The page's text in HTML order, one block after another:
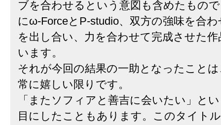
ブを合わせるという意図も含めたもの
にω-ForceとP-studio、双方の強味を合
を出し合い、力を合わせて完成させた
います。
それが今回の結果の一助となったこと
常に嬉しい限りです。
「またソフィアと善吉に会いたい」と
目にしたこともあります。このタイト